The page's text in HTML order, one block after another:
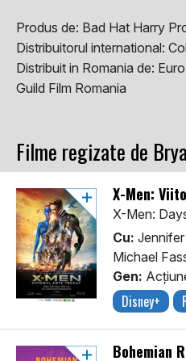
Produs de: Bad Hat Harry
Distribuitorul international:
Distribuit in Romania de:
Guild Film Romania
Filme regizate de
X-Men:
X-Men:
Cu:
Michael
Gen:
Disney+
Bohemian